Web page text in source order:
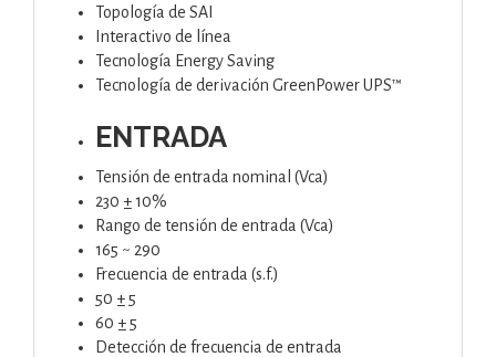
Topología de SAI
Interactivo de línea
Tecnología Energy Saving
Tecnología de derivación GreenPower UPS™
ENTRADA
Tensión de entrada nominal (Vca)
230 ± 10%
Rango de tensión de entrada (Vca)
165 ~ 290
Frecuencia de entrada (s.f.)
50 ± 5
60 ± 5
Detección de frecuencia de entrada